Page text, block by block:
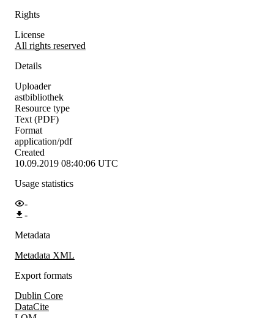
Rights
License
All rights reserved
Details
Uploader
astbibliothek
Resource type
Text (PDF)
Format
application/pdf
Created
10.09.2019 08:40:06 UTC
Usage statistics
-
-
Metadata
Metadata XML
Export formats
Dublin Core
DataCite